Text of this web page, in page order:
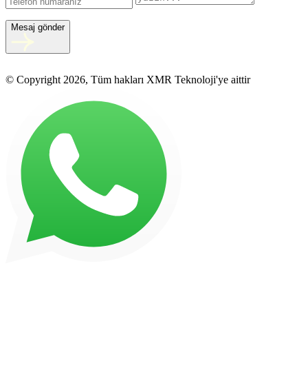
Mesaj gönder
© Copyright 2026, Tüm hakları XMR Teknoloji'ye aittir